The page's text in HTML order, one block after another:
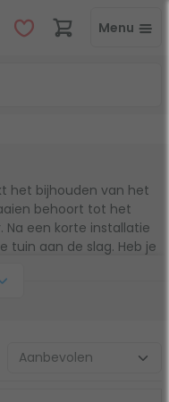
Menu
het bijhouden van het
behoort tot het
een korte installatie
tuin aan de slag. Heb je